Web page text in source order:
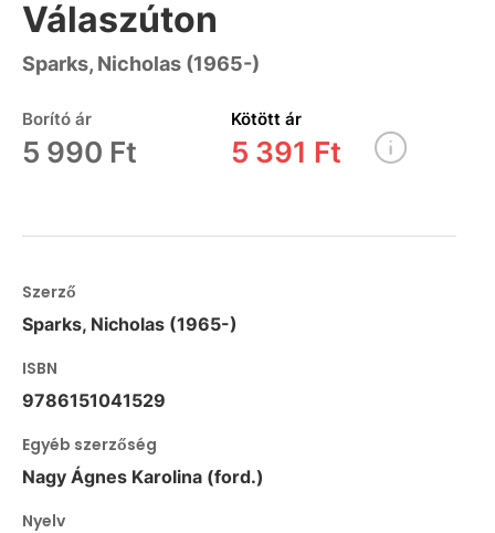
Válaszúton
Sparks, Nicholas (1965-)
Borító ár
5 990 Ft
Kötött ár
5 391 Ft
Szerző
Sparks, Nicholas (1965-)
ISBN
9786151041529
Egyéb szerzőség
Nagy Ágnes Karolina (ford.)
Nyelv